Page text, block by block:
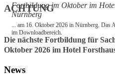
Fortbildung im Oktober im
Nürnberg
... am 16. Oktober 2026 in Nürnberg. Das
im Downloadbereich.
ACHTUNG
Die nächste Fortbildung für
Oktober 2026 im Hotel
News